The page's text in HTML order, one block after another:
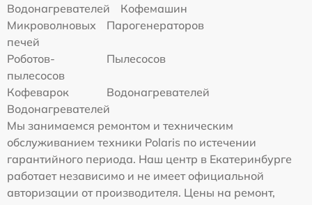
Водонагревателей
Кофемашин
Микроволновых
печей
Парогенераторов
Роботов-
пылесосов
Пылесосов
Кофеварок
Водонагревателей
Водонагревателей
Мы занимаемся ремонтом и техническим
обслуживанием техники Polaris по истечении
гарантийного периода. Наш центр в Екатеринбурге
работает независимо и не имеет официальной
авторизации от производителя. Цены на ремонт,